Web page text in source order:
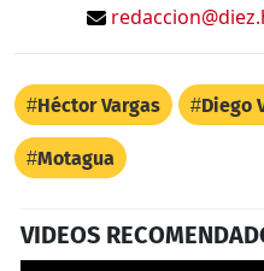
Héctor Vargas Diego
Motagua
VIDEOS